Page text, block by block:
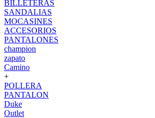
BILLETERAS
SANDALIAS
MOCASINES
ACCESORIOS
PANTALONES
champion
zapato
Camino
+
POLLERA
PANTALON
Duke
Outlet